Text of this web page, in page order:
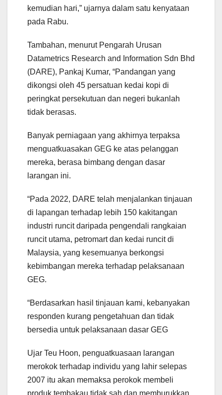
kemudian hari,” ujarnya dalam satu kenyataan
pada Rabu.
Tambahan, menurut Pengarah Urusan
Datametrics Research and Information Sdn Bhd
(DARE), Pankaj Kumar, “Pandangan yang
dikongsi oleh 45 persatuan kedai kopi di
peringkat persekutuan dan negeri bukanlah
tidak berasas.
Banyak perniagaan yang akhirnya terpaksa
menguatkuasakan GEG ke atas pelanggan
mereka, berasa bimbang dengan dasar
larangan ini.
“Pada 2022, DARE telah menjalankan tinjauan
di lapangan terhadap lebih 150 kakitangan
industri runcit daripada pengendali rangkaian
runcit utama, petromart dan kedai runcit di
Malaysia, yang kesemuanya berkongsi
kebimbangan mereka terhadap pelaksanaan
GEG.
“Berdasarkan hasil tinjauan kami, kebanyakan
responden kurang pengetahuan dan tidak
bersedia untuk pelaksanaan dasar GEG
Ujar Teu Hoon, penguatkuasaan larangan
merokok terhadap individu yang lahir selepas
2007 itu akan memaksa perokok membeli